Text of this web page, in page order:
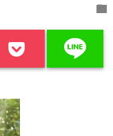
folder
line